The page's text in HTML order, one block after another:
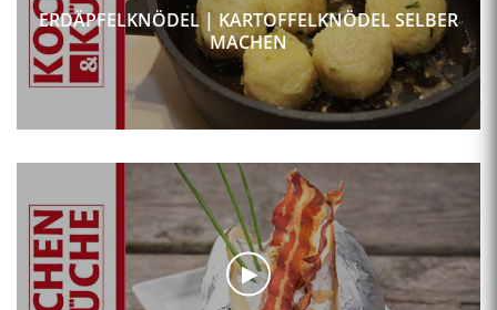
ERDÄPFELKNÖDEL | KARTOFFELKNÖDEL SELBER
MACHEN